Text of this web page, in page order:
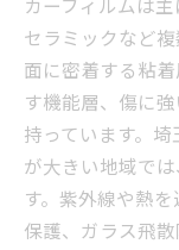
カーフィルムは
セラミックなど
面に密着する粘
す機能層、傷に
持っています。
が大きい地域で
す。紫外線や熱
保護、ガラス飛散